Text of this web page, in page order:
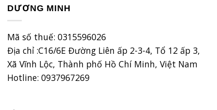
DƯƠNG MINH
Mã số thuế: 0315596026
Địa chỉ :C16/6E Đường Liên ấp 2-3-4, Tổ 12 ấp 3,
Xã Vĩnh Lộc, Thành phố Hồ Chí Minh, Việt Nam
Hotline: 0937967269